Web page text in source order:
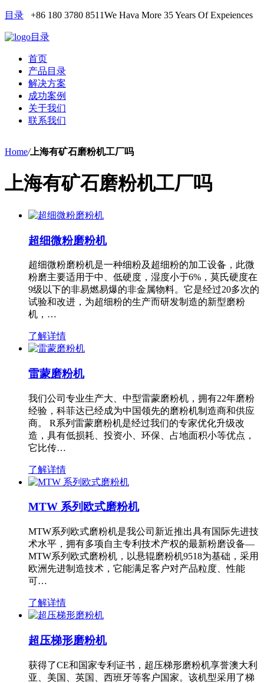
目录 +86 180 3780 8511We Hava More 35 Years Of Expeiences
目录
首页
产品目录
解决方案
成功案例
关于我们
联系我们
Home/上海有矿石磨粉机工厂吗
上海有矿石磨粉机工厂吗
超细微粉磨粉机
超细微粉磨粉机是一种细粉及超细粉的加工设备，此微
粉磨主要适用于中、低硬度，湿度小于6%，莫氏硬度在
9级以下的非易燃易爆的非金属物料。它是经过20多次的
试验和改进，为超细粉的生产而研发制造的新型磨粉
机，…
了解详情
雷蒙磨粉机
我们公司专业生产大、中型雷蒙磨粉机，拥有22年磨粉
经验，科菲达已经成为中国领先的磨粉机制造商和供应
商。 R系列雷蒙磨粉机是经过我们的专家优化升级改
造，具有低损耗、投资小、环保、占地面积小等优点，
它比传…
了解详情
MTW 系列欧式磨粉机
MTW系列欧式磨粉机是我公司新近推出具有国际先进技
术水平，拥有多项自主专利技术产权的最新粉磨设备—
MTW系列欧式磨粉机，以悬辊磨粉机9518为基础，采用
欧洲先进制造技术，它能满足客户对产品粒度、性能
可…
了解详情
超压梯形磨粉机
获得了CE和国家专利证书，超压梯形磨粉机享誉澳大利
亚、美国、英国、西班牙等客户国家。该机型采用了梯